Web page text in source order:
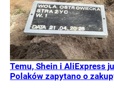
Temu, Shein i AliExpress
Polaków zapytano o